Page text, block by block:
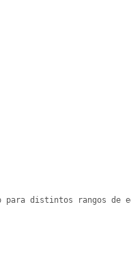
distintos rangos de